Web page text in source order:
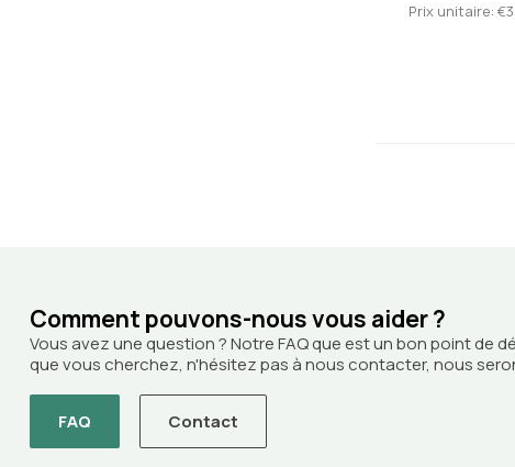
Prix unitaire:
Comment pouvons-nous vous aider ?
Vous avez une question ? Notre FAQ que est un bon point de
que vous cherchez, n'hésitez pas à nous contacter, nous
FAQ Contact